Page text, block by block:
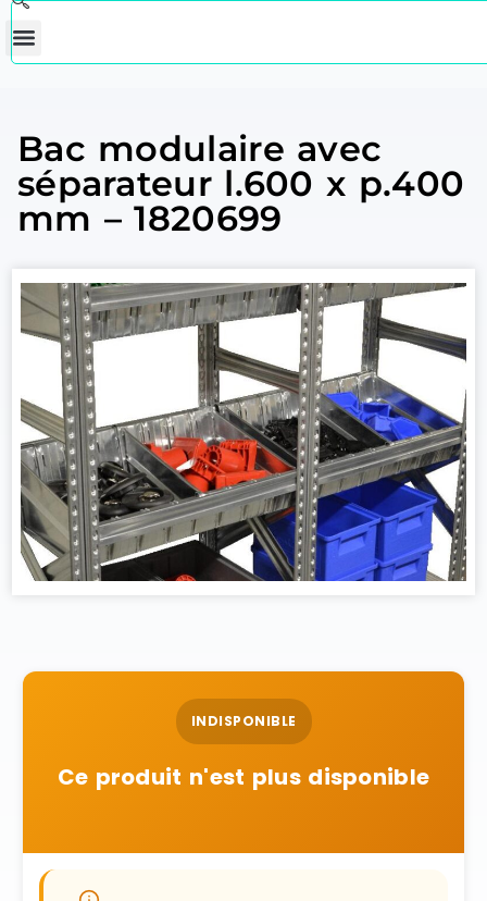
Bac modulaire avec
séparateur l.600 x p.400
mm – 1820699
INDISPONIBLE
Ce produit n'est plus disponible